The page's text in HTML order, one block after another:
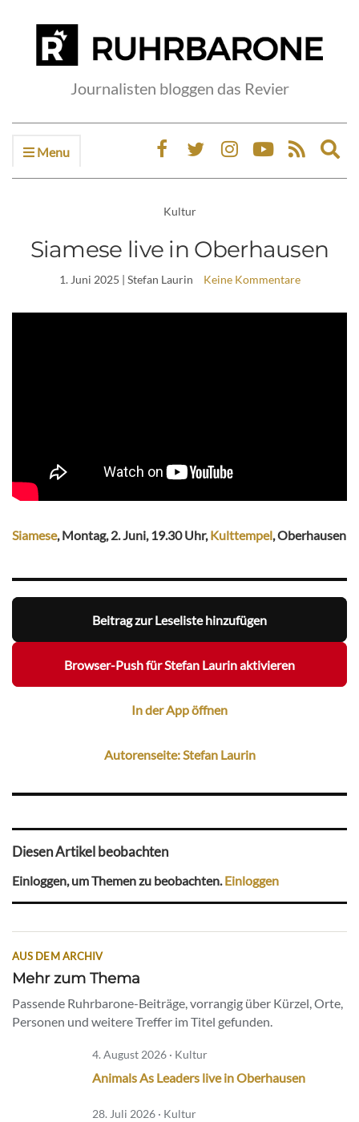
Journalisten bloggen das Revier
Menu
Kultur
Siamese live in Oberhausen
1. Juni 2025 | Stefan Laurin Keine Kommentare
Siamese, Montag, 2. Juni, 19.30 Uhr,Kulttempel, Oberhausen
Beitrag zur Leseliste hinzufügen
Browser-Push für Stefan Laurin aktivieren
In der App öffnen
Autorenseite: Stefan Laurin
Diesen Artikel beobachten
Einloggen, um Themen zu beobachten. Einloggen
AUS DEM ARCHIV
Mehr zum Thema
Passende Ruhrbarone-Beiträge, vorrangig über Kürzel, Orte,
Personen und weitere Treffer im Titel gefunden.
4. August 2026 · Kultur
Animals As Leaders live in Oberhausen
28. Juli 2026 · Kultur